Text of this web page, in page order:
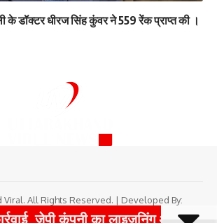
के डॉक्टर धीरज सिंह कुंवर ने 559 रेंक प्राप्त की ।
All Rights Reserved. | Developed By:
Your Website Traffic with TrafficPeak
अधिकारी गिरफ्तार